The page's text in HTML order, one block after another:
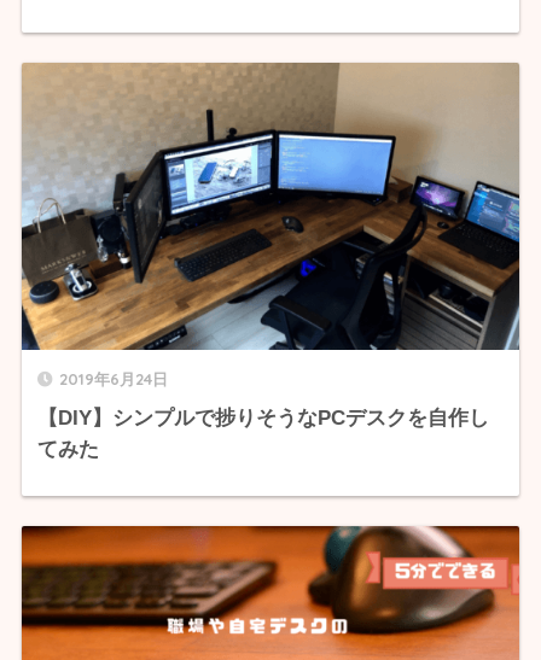
2019年6月24日
【DIY】シンプルで捗りそうなPCデスクを自作し
てみた